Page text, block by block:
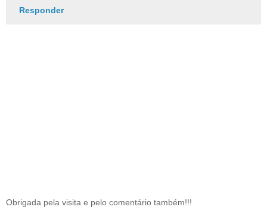
Responder
Obrigada pela visita e pelo comentário também!!!